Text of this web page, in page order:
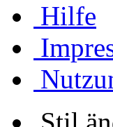
Hilfe